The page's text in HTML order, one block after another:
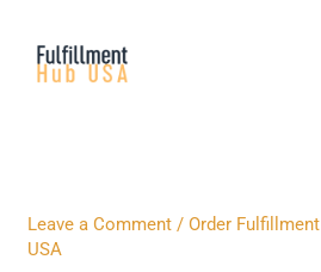
content
Leave a Comment /Order Fulfillment
USA